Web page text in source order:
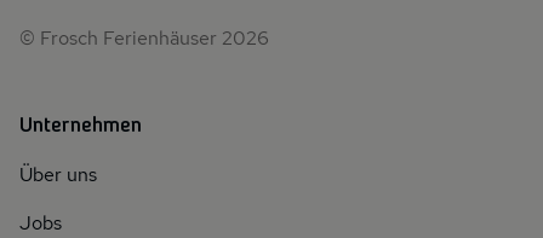
© Frosch Ferienhäuser 2026
Unternehmen
Über uns
Jobs